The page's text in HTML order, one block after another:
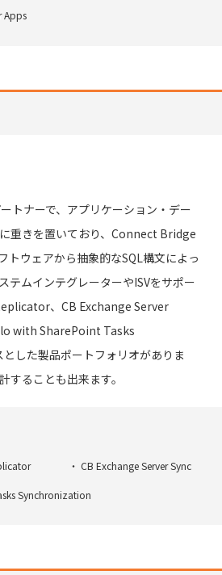
Apps
トナーで、アプリケーション・デー
重きを置いており、Connect Bridge
トウェアから抽象的なSQL構文によっ
テムインテグレーターやISVをサポー
、CB Exchange Server
with SharePoint Tasks
した製品ポートフォリオがありま
ることも出来ます。
CB Exchange Server Sync
Synchronization